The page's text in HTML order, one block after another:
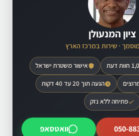
ציון המנעולן
· שירות במרכז הארץ
אישור משטרת ישראל
הגעה תוך 20 עד 40 דקות
פתיחה ללא נזק
050- וואטסאפ